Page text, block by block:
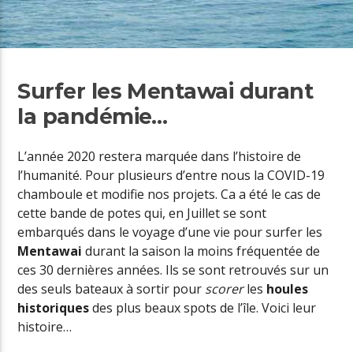
Surfer les Mentawai durant
la pandémie…
L’année 2020 restera marquée dans l’histoire de
l’humanité. Pour plusieurs d’entre nous la COVID-19
chamboule et modifie nos projets. Ca a été le cas de
cette bande de potes qui, en Juillet se sont
embarqués dans le voyage d’une vie pour surfer les
Mentawai durant la saison la moins fréquentée de
ces 30 dernières années. Ils se sont retrouvés sur un
des seuls bateaux à sortir pour scorerles houles
historiquesdes plus beaux spots de l’île. Voici leur
histoire…